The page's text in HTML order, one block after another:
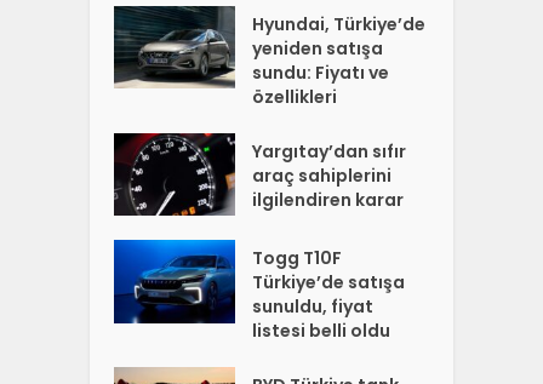
Hyundai, Türkiye’de
yeniden satışa
sundu: Fiyatı ve
özellikleri
Yargıtay’dan sıfır
araç sahiplerini
ilgilendiren karar
Togg T10F
Türkiye’de satışa
sunuldu, fiyat
listesi belli oldu